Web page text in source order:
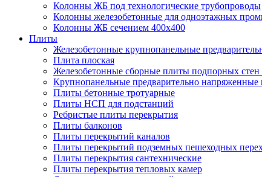
Колонны ЖБ под технологические трубопроводы
Колонны железобетонные для одноэтажных
Колонны ЖБ сечением 400х400
Плиты
Железобетонные крупнопанельные
Плита плоская
Железобетонные сборные плиты подпорных
Крупнопанельные предварительно
Плиты бетонные тротуарные
Плиты НСП для подстанций
Ребристые плиты перекрытия
Плиты балконов
Плиты перекрытий каналов
Плиты перекрытий подземных пешеходных
Плиты перекрытия сантехнические
Плиты перекрытия тепловых камер